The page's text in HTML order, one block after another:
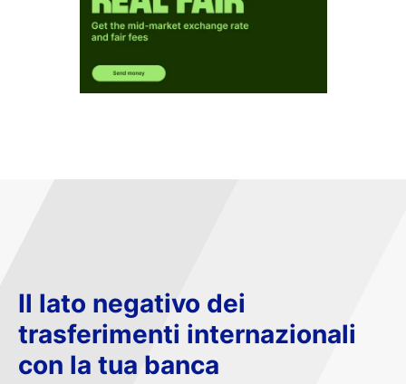
Il lato negativo dei
trasferimenti internazionali
con la tua banca